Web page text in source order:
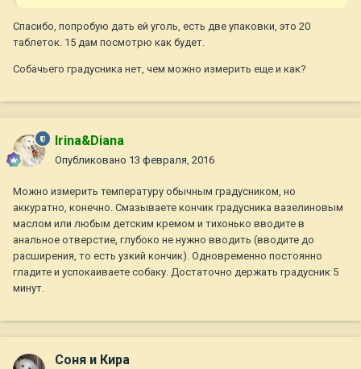
ветеринарную клинику, чтобы проверить наличие инфекций.
Спасибо, попробую дать ей уголь, есть две упаковки, это 20
таблеток. 15 дам посмотрю как будет.
Собачьего градусника нет, чем можно измерить еще и как?
Irina&Diana
Опубликовано 13 февраля, 2016
Можно измерить температуру обычным градусником, но
аккуратно, конечно. Смазываете кончик градусника вазелиновым
маслом или любым детским кремом и тихонько вводите в
анальное отверстие, глубоко не нужно вводить (вводите до
расширения, то есть узкий кончик). Одновременно постоянно
гладите и успокаиваете собаку. Достаточно держать градусник 5
минут.
Соня и Кира